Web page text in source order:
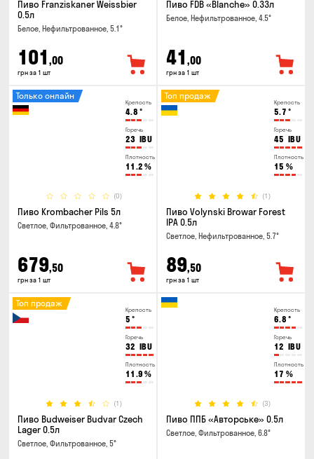
Пиво Franziskaner Weissbier
0.5л
Белое, Нефильтрованное, 5.1°
101 ,00
грн за 1 шт
Пиво FDB «Blanche» 0.33л
Белое, Нефильтрованное, 4.5°
41 ,00
грн за 1 шт
Крепость
4.8 °
Горечь
23 IBU
Плотность
11.2 %
(0)
Только онлайн
Пиво Krombacher Pils 5л
Светлое, Фильтрованное, 4.8°
679,50
грн за 1 шт
Крепость
5.7 °
Горечь
45 IBU
Плотность
15 %
(1)
Топ продаж
Пиво Volynski Browar Forest
IPA 0.5л
Светлое, Нефильтрованное, 5.7°
89,50
грн за 1 шт
Крепость
5 °
Горечь
32 IBU
Плотность
11.9 %
(1)
Топ продаж
Пиво Budweiser Budvar Czech
Lager 0.5л
Светлое, Фильтрованное, 5°
Крепость
6.8 °
Горечь
12 IBU
Плотность
17 %
(3)
Пиво ППБ «Авторське» 0.5л
Светлое, Фильтрованное, 6.8°